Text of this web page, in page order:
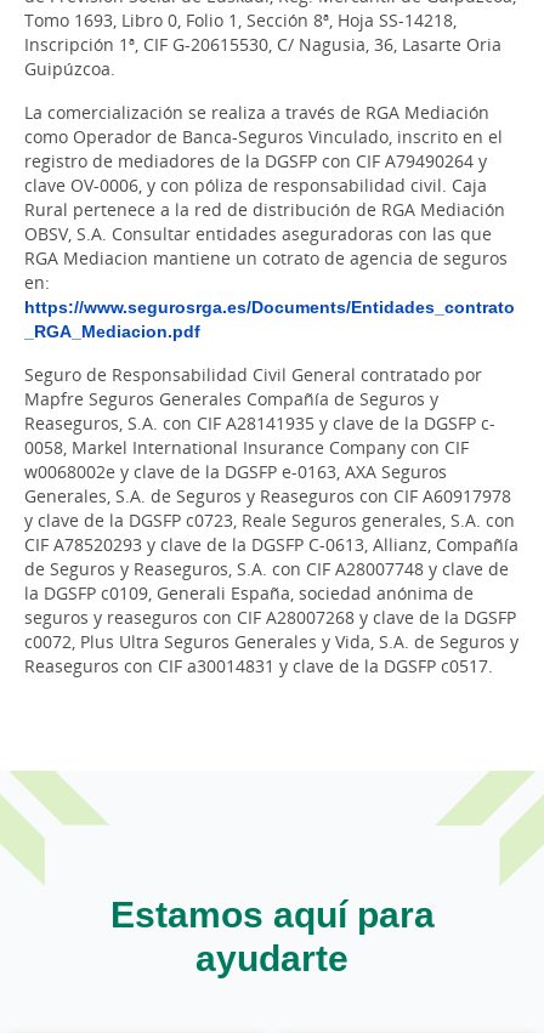
Tomo 1693, Libro 0, Folio 1, Sección 8ª, Hoja SS-14218,
Inscripción 1ª, CIF G-20615530, C/ Nagusia, 36, Lasarte Oria
Guipúzcoa.
La comercialización se realiza a través de RGA Mediación
como Operador de Banca-Seguros Vinculado, inscrito en el
registro de mediadores de la DGSFP con CIF A79490264 y
clave OV-0006, y con póliza de responsabilidad civil. Caja
Rural pertenece a la red de distribución de RGA Mediación
OBSV, S.A. Consultar entidades aseguradoras con las que
RGA Mediacion mantiene un cotrato de agencia de seguros
en:
https://www.segurosrga.es/Documents/Entidades_contrato
_RGA_Mediacion.pdf
Seguro de Responsabilidad Civil General contratado por
Mapfre Seguros Generales Compañía de Seguros y
Reaseguros, S.A. con CIF A28141935 y clave de la DGSFP c-
0058, Markel International Insurance Company con CIF
w0068002e y clave de la DGSFP e-0163, AXA Seguros
Generales, S.A. de Seguros y Reaseguros con CIF A60917978
y clave de la DGSFP c0723, Reale Seguros generales, S.A. con
CIF A78520293 y clave de la DGSFP C-0613, Allianz, Compañía
de Seguros y Reaseguros, S.A. con CIF A28007748 y clave de
la DGSFP c0109, Generali España, sociedad anónima de
seguros y reaseguros con CIF A28007268 y clave de la DGSFP
c0072, Plus Ultra Seguros Generales y Vida, S.A. de Seguros y
Reaseguros con CIF a30014831 y clave de la DGSFP c0517.
Estamos aquí para
ayudarte